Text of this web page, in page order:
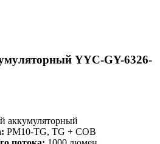
YYC-GY-6326-
аккумуляторный
PM10-TG, TG + COB